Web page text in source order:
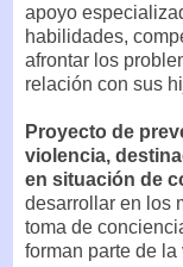
apoyo
habilidades,
afrontar los
relación con sus
Proyecto de
violencia,
en situación de
desarrollar en los
toma de
forman parte de